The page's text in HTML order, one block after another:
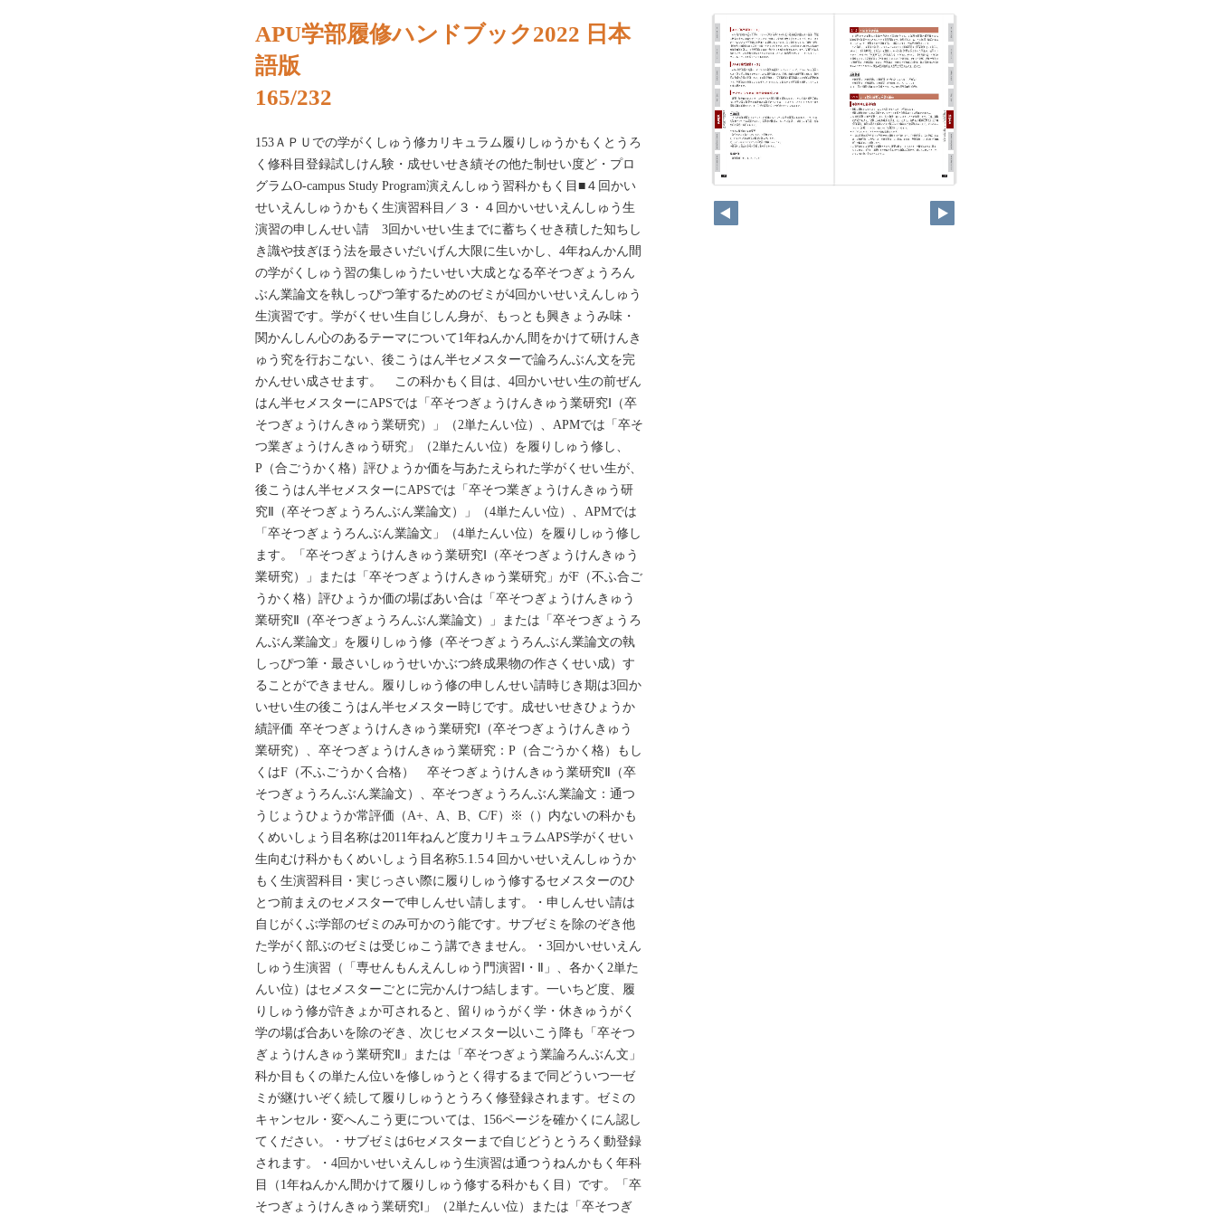
APU学部履修ハンドブック2022 日本
語版
165/232
153ＡＰＵでの学がくしゅう修カリキュラム履りしゅうかもくとうろ
く修科目登録試しけん験・成せいせき績その他た制せい度ど・プロ
グラムO-campus Study Program演えんしゅう習科かもく目■‌４回かい
せいえんしゅうかもく生演習科目／３・４回かいせいえんしゅう生
演習の申しんせい請 3回かいせい生までに蓄ちくせき積した知ちし
き識や技ぎほう法を最さいだいげん大限に生いかし、4年ねんかん間
の学がくしゅう習の集しゅうたいせい大成となる卒そつぎょうろん
ぶん業論文を執しっぴつ筆するためのゼミが4回かいせいえんしゅう
生演習です。学がくせい生自じしん身が、もっとも興きょうみ味・
関かんしん心のあるテーマについて1年ねんかん間をかけて研けんき
ゅう究を行おこない、後こうはん半セメスターで論ろんぶん文を完
かんせい成させます。 この科かもく目は、4回かいせい生の前ぜん
はん半セメスターにAPSでは「卒そつぎょうけんきゅう業研究Ⅰ（卒
そつぎょうけんきゅう業研究）」（2単たんい位）、APMでは「卒そ
つ業ぎょうけんきゅう研究」（2単たんい位）を履りしゅう修し、
P（合ごうかく格）評ひょうか価を与あたえられた学がくせい生が、
後こうはん半セメスターにAPSでは「卒そつ業ぎょうけんきゅう研
究Ⅱ（卒そつぎょうろんぶん業論文）」（4単たんい位）、APMでは
「卒そつぎょうろんぶん業論文」（4単たんい位）を履りしゅう修し
ます。「卒そつぎょうけんきゅう業研究Ⅰ（卒そつぎょうけんきゅう
業研究）」または「卒そつぎょうけんきゅう業研究」がF（不ふ合ご
うかく格）評ひょうか価の場ばあい合は「卒そつぎょうけんきゅう
業研究Ⅱ（卒そつぎょうろんぶん業論文）」または「卒そつぎょうろ
んぶん業論文」を履りしゅう修（卒そつぎょうろんぶん業論文の執
しっぴつ筆・最さいしゅうせいかぶつ終成果物の作さくせい成）す
ることができません。履りしゅう修の申しんせい請時じき期は3回か
いせい生の後こうはん半セメスター時じです。成せいせきひょうか
績評価 卒そつぎょうけんきゅう業研究Ⅰ（卒そつぎょうけんきゅう
業研究）、卒そつぎょうけんきゅう業研究：P（合ごうかく格）もし
くはF（不ふごうかく合格） 卒そつぎょうけんきゅう業研究Ⅱ（卒
そつぎょうろんぶん業論文）、卒そつぎょうろんぶん業論文：通つ
うじょうひょうか常評価（A+、A、B、C‌/‌F）※（‌‌）内ないの科かも
くめいしょう目名称は2011年ねんど度カリキュラムAPS学がくせい
生向むけ科かもくめいしょう目名称5.1.5４回かいせいえんしゅうか
もく生演習科目・‌実じっさい際に履りしゅう修するセメスターのひ
とつ前まえのセメスターで申しんせい請します。・‌申しんせい請は
自じがくぶ学部のゼミのみ可かのう能です。サブゼミを除のぞき他
た学がく部ぶのゼミは受じゅこう講できません。・‌3回かいせいえん
しゅう生演習（「専せんもんえんしゅう門演習Ⅰ・Ⅱ」、各かく2単た
んい位）はセメスターごとに完かんけつ結します。一いちど度、履
りしゅう修が許きょか可されると、留りゅうがく学・休きゅうがく
学の場ば合あいを除のぞき、次じセメスター以いこう降も「卒そつ
ぎょうけんきゅう業研究Ⅱ」または「卒そつぎょう業論ろんぶん文」
科か目もくの単たん位いを修しゅうとく得するまで同どういつ一ゼ
ミが継けいぞく続して履りしゅうとうろく修登録されます。ゼミの
キャンセル・変へんこう更については、156ページを確かくにん認し
てください。・‌サブゼミは6セメスターまで自じどうとうろく動登録
されます。・‌4回かいせいえんしゅう生演習は通つうねんかもく年科
目（1年ねんかん間かけて履りしゅう修する科かもく目）です。「卒
そつぎょうけんきゅう業研究Ⅰ」（2単たんい位）または「卒そつぎ